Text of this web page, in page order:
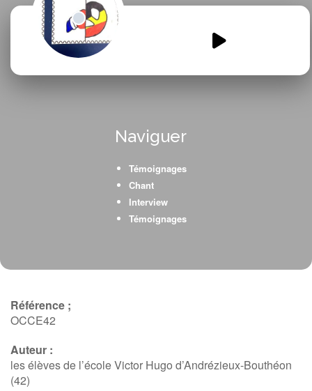
radio-victor-hugo-6.mp3
Naviguer
Témoignages
Chant
Interview
Témoignages
Référence ;
OCCE42
Auteur :
les élèves de l’école Victor Hugo d’Andrézieux-Bouthéon
(42)